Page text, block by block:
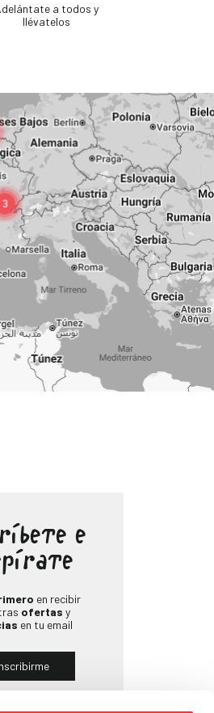
a todos y
llévatelos
e
en recibir
ofertas y
en tu email